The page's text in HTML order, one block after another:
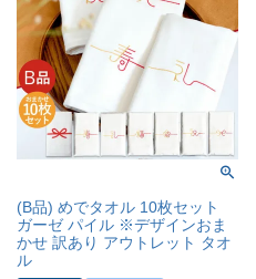
(B品) めでタオル 10枚セット
ガーゼ パイル ※デザインおま
かせ 訳あり アウトレット タオ
ル